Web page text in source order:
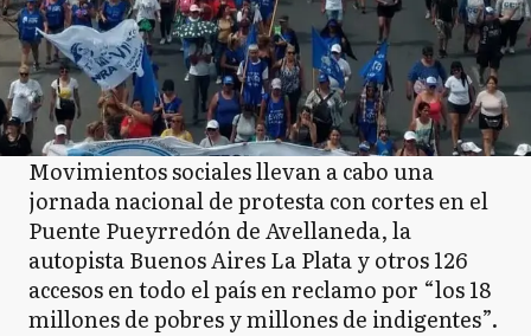
Movimientos sociales llevan a cabo una
jornada nacional de protesta con cortes en el
Puente Pueyrredón de Avellaneda, la
autopista Buenos Aires La Plata y otros 126
accesos en todo el país en reclamo por “los 18
millones de pobres y millones de indigentes”.